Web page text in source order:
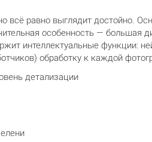
равно выглядит достойно.
особенность — большая
интеллектуальные функции:
обработку к каждой
детализации